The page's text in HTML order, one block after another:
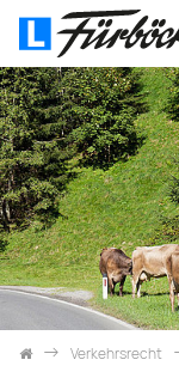
Zum Inhalt springen
Verkehrsrecht